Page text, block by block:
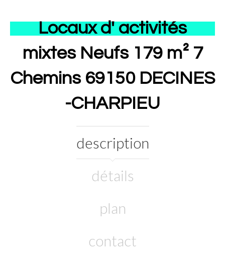
Locaux d' activités
mixtes Neufs 179 m² 7
Chemins 69150 DECINES
-CHARPIEU
description
détails
plan
contact